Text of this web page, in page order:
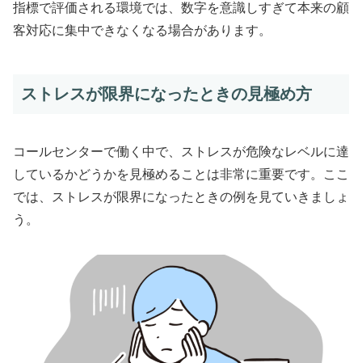
指標で評価される環境では、数字を意識しすぎて本来の顧
客対応に集中できなくなる場合があります。
ストレスが限界になったときの見極め方
コールセンターで働く中で、ストレスが危険なレベルに達
しているかどうかを見極めることは非常に重要です。ここ
では、ストレスが限界になったときの例を見ていきましょ
う。